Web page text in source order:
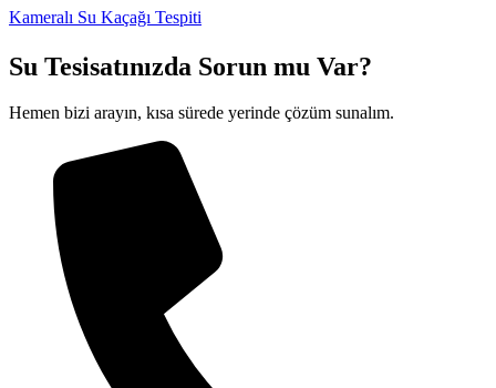
Kameralı Su Kaçağı Tespiti
Su Tesisatınızda Sorun mu Var?
Hemen bizi arayın, kısa sürede yerinde çözüm sunalım.